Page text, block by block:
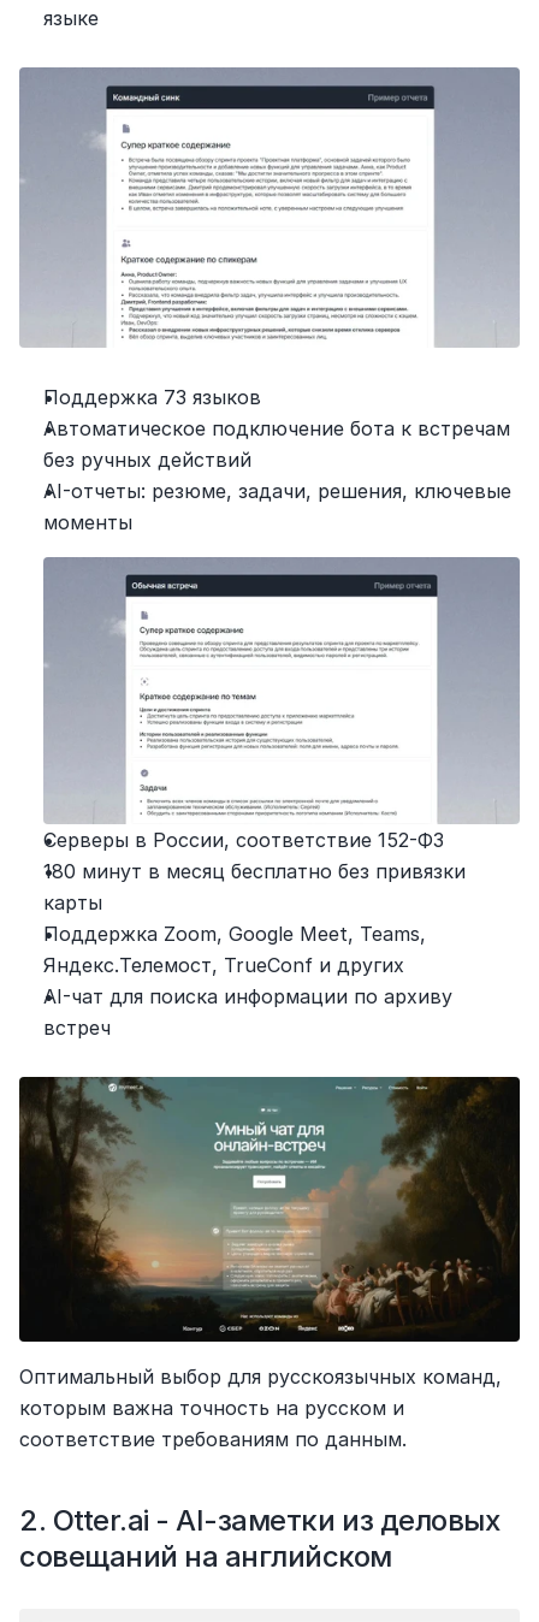
языке
Поддержка 73 языков
Автоматическое подключение бота к встречам
без ручных действий
AI-отчеты: резюме, задачи, решения, ключевые
моменты
Серверы в России, соответствие 152-ФЗ
180 минут в месяц бесплатно без привязки
карты
Поддержка Zoom, Google Meet, Teams,
Яндекс.Телемост, TrueConf и других
AI-чат для поиска информации по архиву
встреч
Оптимальный выбор для русскоязычных команд,
которым важна точность на русском и
соответствие требованиям по данным.
2. Otter.ai - AI-заметки из деловых
совещаний на английском